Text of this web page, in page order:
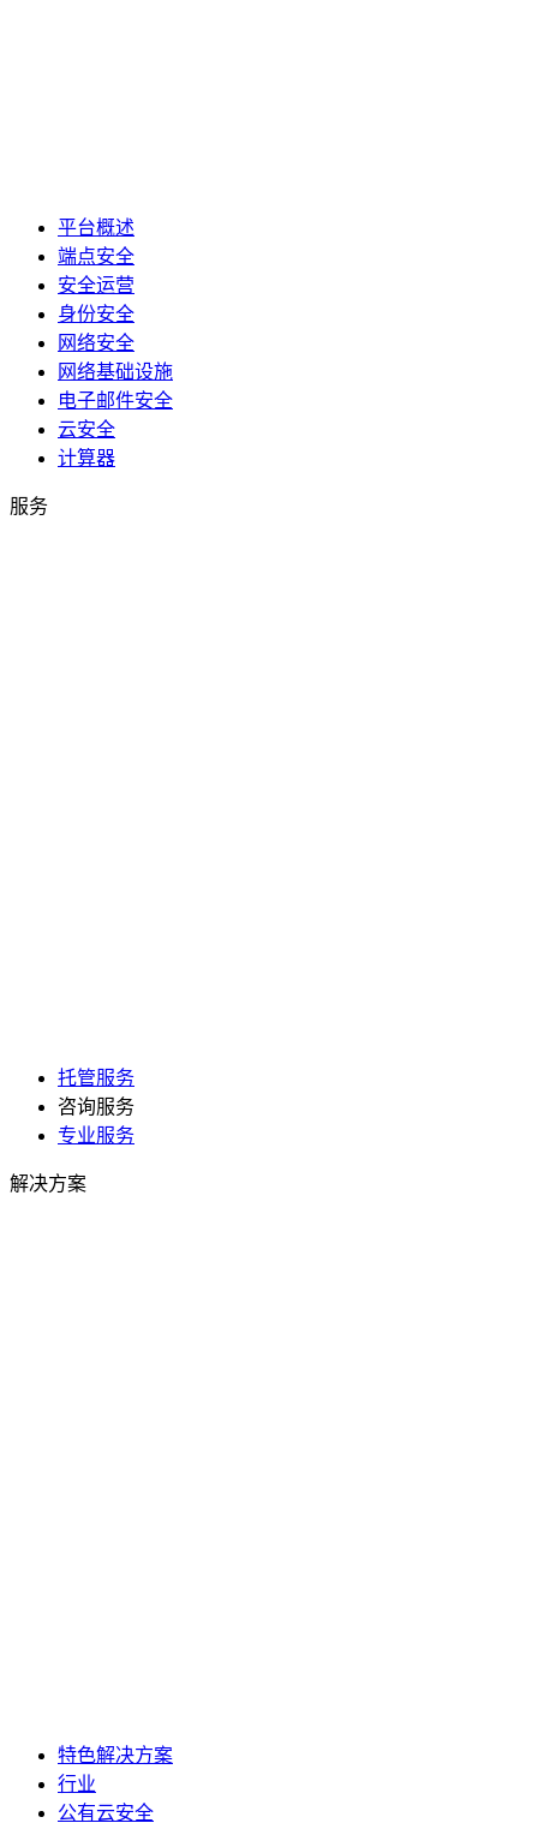
平台概述
端点安全
安全运营
身份安全
网络安全
网络基础设施
电子邮件安全
云安全
计算器
服务
托管服务
咨询服务
专业服务
解决方案
特色解决方案
行业
公有云安全